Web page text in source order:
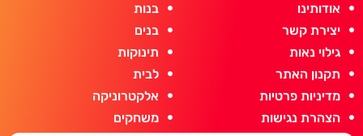
אודותינו
יצירת קשר
גילוי נאות
תקנון האתר
מדיניות פרטיות
הצהרת נגישות
בנות
בנים
תינוקות
לבית
אלקטרוניקה
משחקים